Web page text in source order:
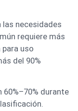
necesidades
requiere más
para uso
del 90%
60%–70% durante